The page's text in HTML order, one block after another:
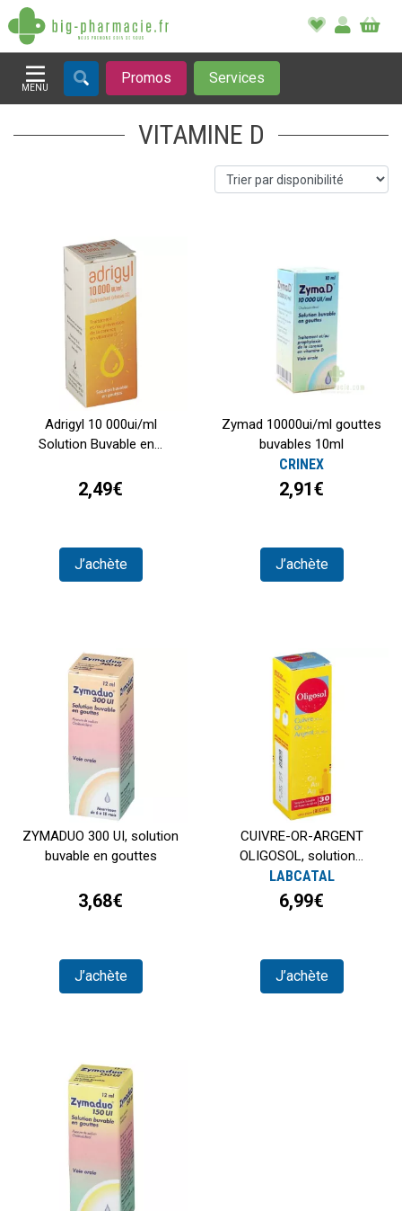
MENU
Afficher la navigation
Promos Services
VITAMINE D
Adrigyl 10 000ui/ml
Solution Buvable en...
2,49€
J’achète
Zymad 10000ui/ml gouttes
buvables 10ml
CRINEX
2,91€
J’achète
ZYMADUO 300 UI, solution
buvable en gouttes
3,68€
J’achète
CUIVRE-OR-ARGENT
OLIGOSOL, solution...
LABCATAL
6,99€
J’achète